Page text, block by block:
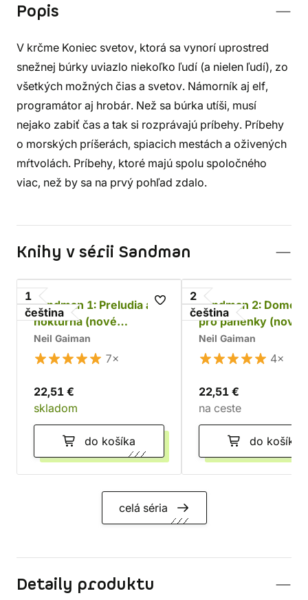
Popis
V krčme Koniec svetov, ktorá sa vynorí uprostred
snežnej búrky uviazlo niekoľko ľudí (a nielen ľudí), zo
všetkých možných čias a svetov. Námorník aj elf,
programátor aj hrobár. Než sa búrka utíši, musí
nejako zabiť čas a tak si rozprávajú príbehy. Príbehy
o morských príšerách, spiacich mestách a oživených
mŕtvolách. Príbehy, ktoré majú spolu spoločného
viac, než by sa na prvý pohľad zdalo.
Knihy v sérii Sandman
1
čeština
Sandman 1: Preludia a
nokturna (nové
barevné vydání)
Neil Gaiman
7×
22,51 €
skladom
do košíka
2
čeština
Sandman 2:
pro panenky (nové
barevné vydání)
Neil Gaiman
4×
22,51 €
na ceste
do košíka
celá séria
Detaily produktu